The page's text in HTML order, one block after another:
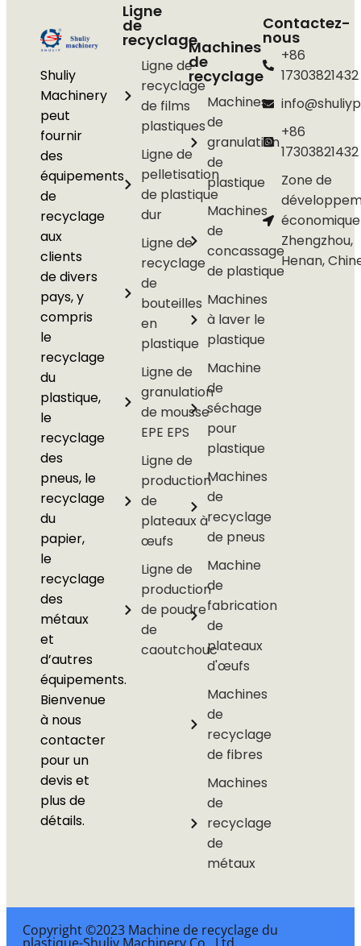
Shuliy
Machinery
peut
fournir
des
équipements
de
recyclage
aux
clients
de divers
pays, y
compris
le
recyclage
du
plastique,
le
recyclage
des
pneus, le
recyclage
du
papier,
le
recyclage
des
métaux
et
d’autres
équipements.
Bienvenue
à nous
contacter
pour un
devis et
plus de
détails.
Ligne
de
recyclage
Ligne de
recyclage
de films
plastiques
Ligne de
pelletisation
de plastique
dur
Ligne de
recyclage
de
bouteilles
en
plastique
Ligne de
granulation
de mousse
EPE EPS
Ligne de
production
de
plateaux à
œufs
Ligne de
production
de poudre
de
caoutchouc
Machines
de
recyclage
Machines
de
granulation
de
plastique
Machines
de
concassage
de plastique
Machines
à laver le
plastique
Machine
de
séchage
pour
plastique
Machines
de
recyclage
de pneus
Machine
de
fabrication
de
plateaux
d'œufs
Machines
de
recyclage
de fibres
Machines
de
recyclage
de
métaux
Contactez-
nous
+86
17303821432
+86
17303821432
Zone de
Zhengzhou,
Henan,
Copyright ©2023 Machine de recyclage du